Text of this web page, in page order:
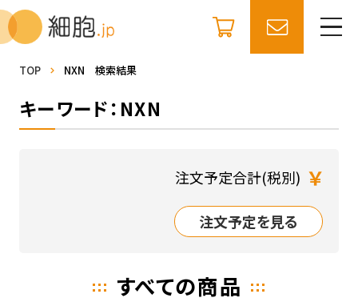
TOP NXN 検索結果
キーワード：NXN
注文予定合計(税別) ￥
注文予定を見る
すべての商品